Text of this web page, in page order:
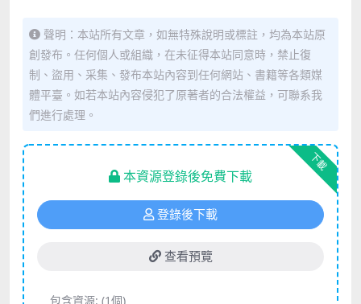
聲明：本站所有文章，如無特殊說明或標註，均為本站原
創發布。任何個人或組織，在未征得本站同意時，禁止復
制、盜用、采集、發布本站內容到任何網站、書籍等各類媒
體平臺。如若本站內容侵犯了原著者的合法權益，可聯系我
們進行處理。
下載
本資源登錄後免費下載
登錄後下載
查看預覽
包含資源: (1個)